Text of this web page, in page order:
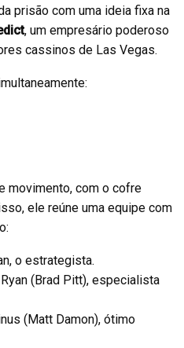
prisão com uma ideia fixa na
, um empresário poderoso
cassinos de Las Vegas.
movimento, com o cofre
ele reúne uma equipe com
o estrategista.
(Brad Pitt), especialista
(Matt Damon), ótimo